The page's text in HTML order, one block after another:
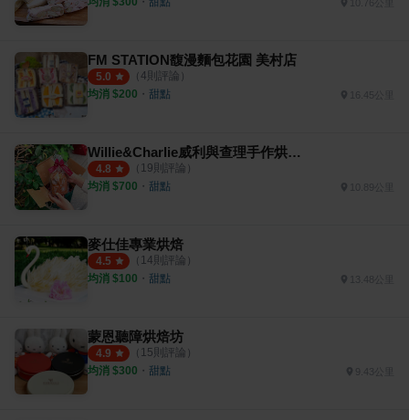
FM STATION馥漫麵包花園 美村店
5.0 （ 4則評論）
均消 $200 ・ 甜點 16.45公里
Willie&Charlie威利與查理手作烘焙坊
4.8 （ 19則評論）
均消 $700 ・ 甜點
麥仕佳專業烘焙
4.5 （ 14則評論）
均消 $100 ・ 甜點 13.48公里
蒙恩聽障烘焙坊
4.9 （ 15則評論）
均消 $300 ・ 甜點 9.43公里